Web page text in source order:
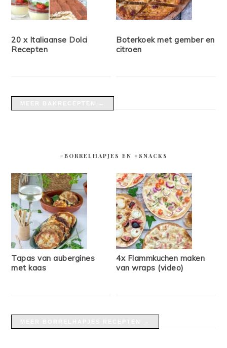
20 x Italiaanse Dolci
Recepten
Boterkoek met gember en
citroen
#BORRELHAPJES EN #SNACKS
Tapas van aubergines
met kaas
4x Flammkuchen maken
van wraps (video)